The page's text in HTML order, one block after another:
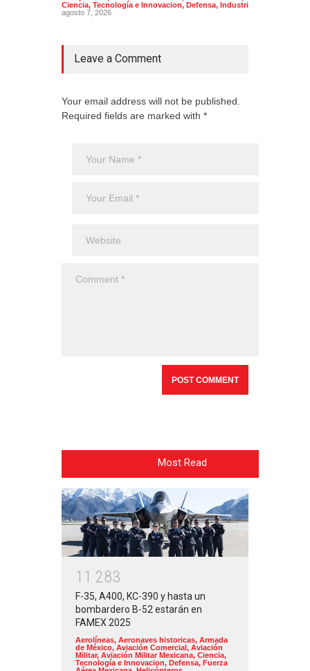
Ciencia, Tecnología e Innovacion, Defensa, Industria
agosto 7, 2026
Leave a Comment
Your email address will not be published.
Required fields are marked with *
Most Read
1 1 283
F-35, A400, KC-390 y hasta un
bombardero B-52 estarán en
FAMEX 2025
Aerolíneas, Aeronaves historicas, Armada
de México, Aviación Comercial, Aviación
Militar, Aviación Militar Mexicana, Ciencia,
Tecnología e Innovacion, Defensa, Fuerza